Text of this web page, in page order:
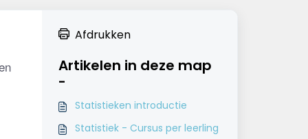
Afdrukken
Artikelen in deze map
-
Statistieken introductie
Statistiek - Cursus per leerling